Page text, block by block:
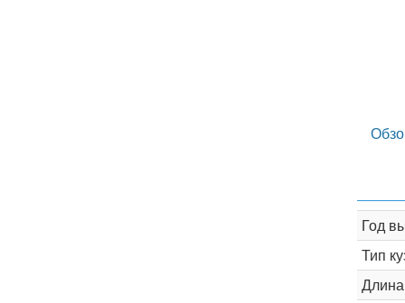
Год
Тип